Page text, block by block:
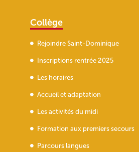
Collège
Rejoindre Saint-Dominique
Inscriptions rentrée 2025
Les horaires
Accueil et adaptation
Les activités du midi
Formation aux premiers secours
Parcours langues